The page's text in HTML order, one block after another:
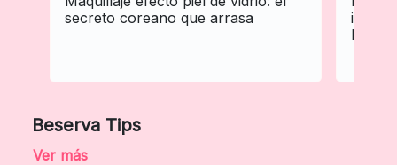
secreto coreano que arrasa
bisturí
Beserva Tips
Ver más